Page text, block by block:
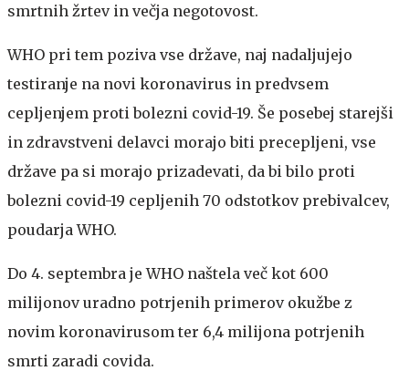
smrtnih žrtev in večja negotovost.
WHO pri tem poziva vse države, naj nadaljujejo
testiranje na novi koronavirus in predvsem
cepljenjem proti bolezni covid-19. Še posebej starejši
in zdravstveni delavci morajo biti precepljeni, vse
države pa si morajo prizadevati, da bi bilo proti
bolezni covid-19 cepljenih 70 odstotkov prebivalcev,
poudarja WHO.
Do 4. septembra je WHO naštela več kot 600
milijonov uradno potrjenih primerov okužbe z
novim koronavirusom ter 6,4 milijona potrjenih
smrti zaradi covida.